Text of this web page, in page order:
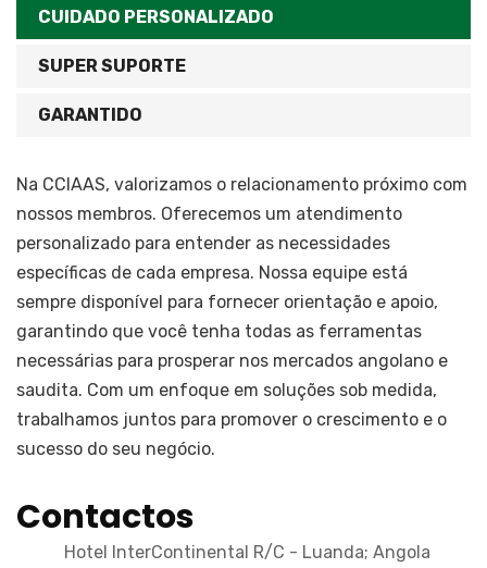
CUIDADO PERSONALIZADO
SUPER SUPORTE
GARANTIDO
Na CCIAAS, valorizamos o relacionamento próximo com
nossos membros. Oferecemos um atendimento
personalizado para entender as necessidades
específicas de cada empresa. Nossa equipe está
sempre disponível para fornecer orientação e apoio,
garantindo que você tenha todas as ferramentas
necessárias para prosperar nos mercados angolano e
saudita. Com um enfoque em soluções sob medida,
trabalhamos juntos para promover o crescimento e o
sucesso do seu negócio.
Contactos
Hotel InterContinental R/C - Luanda; Angola